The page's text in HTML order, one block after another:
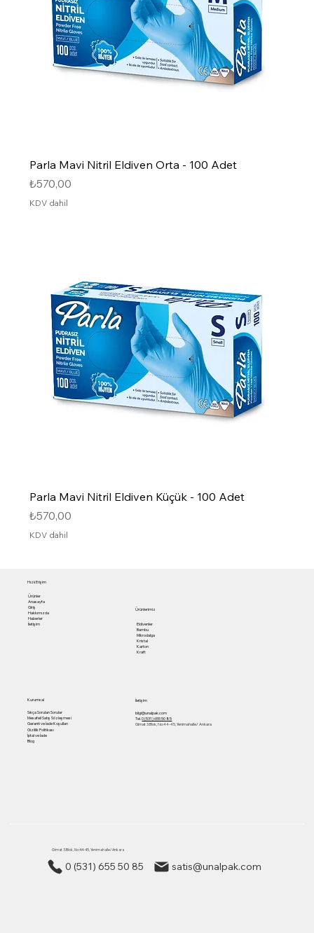
Parla Mavi Nitril Eldiven Orta - 100 Adet
Fiyat
₺570,00
KDV dahil
Parla Mavi Nitril Eldiven Küçük - 100 Adet
Fiyat
₺570,00
KDV dahil
Ürünlerimiz
Eldivenler
Bambu
Mikrodalga
Kristal
Karton
Kraft
Hızlı Erişim
Ürünler
Anasayfa
Giriş
Hakkımızda
Haberler
İletişim
Kurumsal
Sıkça Sorulan Sorular
Mesafeli Satış Sözleşmesi
Garanti ve İade Koşulları
Gizlilik Politikası
İptal ve İade
Blog
İletişim
bilgi@unalpak.com
Tel.0 (531) 655 50 85
Gimat 3.Blok, No:44-45, Yenimahalle/ Ankara
Gimat 3.Blok, No:44-45, Yenimahalle/ Ankara
0 (531) 655 50 85 satis@unalpak.com